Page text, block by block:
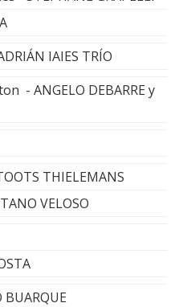
IAIES TRÍO
- ANGELO DEBARRE y
THIELEMANS
VELOSO